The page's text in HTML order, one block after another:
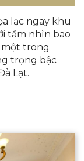
lạc ngay khu
tầm nhìn bao
một trong
trọng bậc
Lạt.